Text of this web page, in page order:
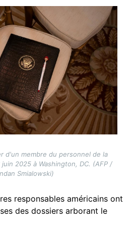
d'un membre du personnel de la
2025 à Washington, DC. (AFP /
Smialowski)
responsables américains ont
des dossiers arborant le